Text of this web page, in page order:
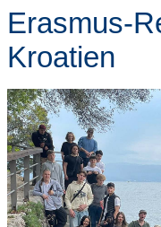
Erasmus-
Kroatien